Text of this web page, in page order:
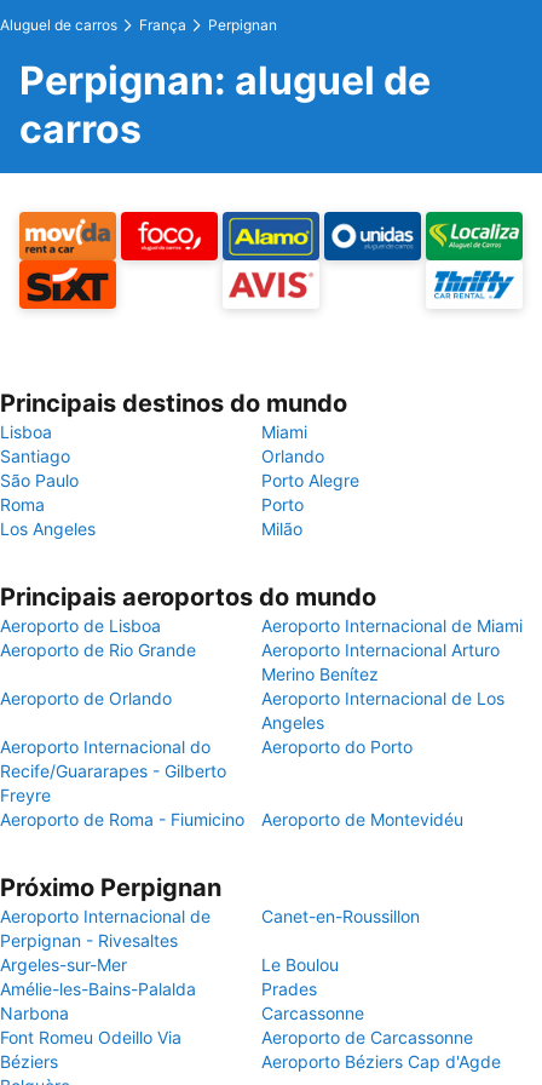
Aluguel de carros França Perpignan
Perpignan: aluguel de
carros
Principais destinos do mundo
Lisboa
Miami
Santiago
Orlando
São Paulo
Porto Alegre
Roma
Porto
Los Angeles
Milão
Principais aeroportos do mundo
Aeroporto de Lisboa
Aeroporto Internacional de Miami
Aeroporto de Rio Grande
Aeroporto Internacional Arturo
Merino Benítez
Aeroporto de Orlando
Aeroporto Internacional de Los
Angeles
Aeroporto Internacional do
Recife/Guararapes - Gilberto
Freyre
Aeroporto do Porto
Aeroporto de Roma - Fiumicino Aeroporto de Montevidéu
Próximo Perpignan
Aeroporto Internacional de
Perpignan - Rivesaltes
Canet-en-Roussillon
Argeles-sur-Mer
Le Boulou
Amélie-les-Bains-Palalda
Prades
Narbona
Carcassonne
Font Romeu Odeillo Via
Aeroporto de Carcassonne
Béziers
Aeroporto Béziers Cap d'Agde